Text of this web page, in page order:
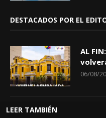
DESTACADOS POR EL
AL
06/08/
LEER TAMBIÉN